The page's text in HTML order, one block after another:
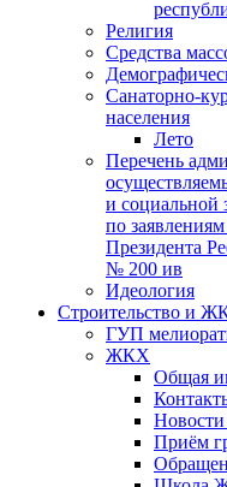
Религия
Средства
Санаторно-
населения
Лето
Перечень
и социальной
по
Президента
№ 200 ив
Идеология
Строительство и
ГУП
ЖКХ
Общая
Приём